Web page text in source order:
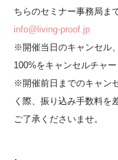
ちらのセミナー事務局ま
info@living-proof.jp
※開催当日のキャンセル
100%をキャンセルチャ
※開催前日までのキャン
く際、振り込み手数料を
ご了承くださいませ。